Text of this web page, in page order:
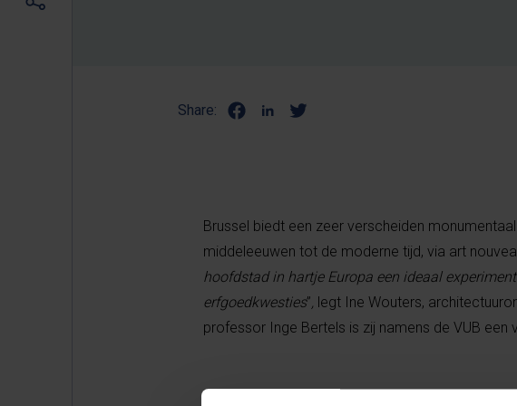
Share:
Brussel biedt een zeer verscheiden
middeleeuwen tot de moderne tijd, via art
hoofdstad in hartje Europa een ideaal
erfgoedkwesties” legt Ine Wouters,
professor Inge Bertels is zij namens de VUB een